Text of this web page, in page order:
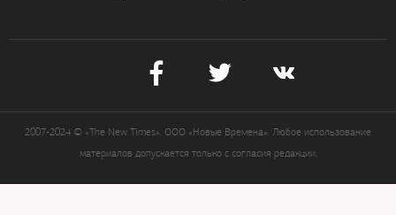
2007-2024 © «The New Times». ООО «Новые Времена». Любое использование
материалов допускается только с согласия редакции.